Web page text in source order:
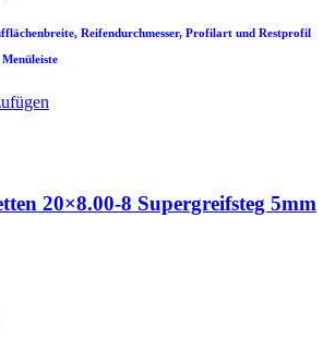
Reifendurchmesser, Profilart und Restprofil
Menüleiste
20×8.00-8 Supergreifsteg 5mm